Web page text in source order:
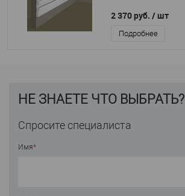
2 370 руб. / шт
Подробнее
НЕ ЗНАЕТЕ ЧТО ВЫБРАТЬ?
Спросите специалиста
Имя*